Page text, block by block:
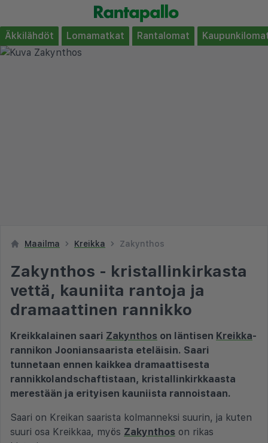
Äkkilähdöt Lomamatkat Rantalomat
Maailma Kreikka Zakynthos
Zakynthos - kristallinkirkasta
vettä, kauniita rantoja ja
dramaattinen rannikko
Kreikkalainen saari Zakynthos on läntisen Kreikka-
rannikon Jooniansaarista eteläisin. Saari
tunnetaan ennen kaikkea dramaattisesta
rannikkolandschaftistaan, kristallinkirkkaasta
merestään ja erityisen kauniista rannoistaan.
Saari on Kreikan saarista kolmanneksi suurin, ja kuten
suuri osa Kreikkaa, myös Zakynthos on rikas